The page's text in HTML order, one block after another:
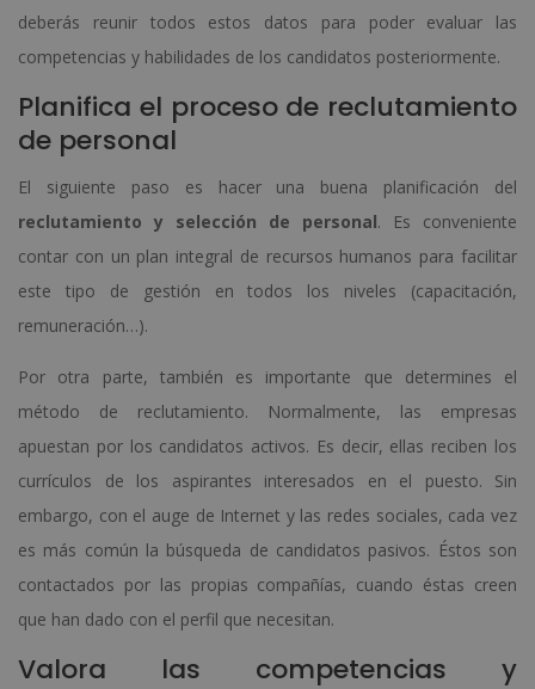
deberás reunir todos estos datos para poder evaluar las
competencias y habilidades de los candidatos posteriormente.
Planifica el proceso de reclutamiento
de personal
El siguiente paso es hacer una buena planificación del
reclutamiento y selección de personal. Es conveniente
contar con un plan integral de recursos humanos para facilitar
este tipo de gestión en todos los niveles (capacitación,
remuneración…).
Por otra parte, también es importante que determines el
método de reclutamiento. Normalmente, las empresas
apuestan por los candidatos activos. Es decir, ellas reciben los
currículos de los aspirantes interesados en el puesto. Sin
embargo, con el auge de Internet y las redes sociales, cada vez
es más común la búsqueda de candidatos pasivos. Éstos son
contactados por las propias compañías, cuando éstas creen
que han dado con el perfil que necesitan.
Valora las competencias y